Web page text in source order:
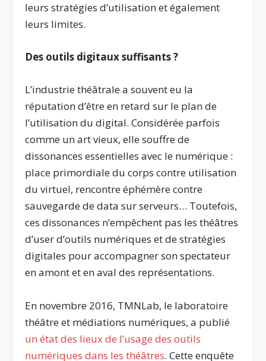
leurs stratégies d’utilisation et également
leurs limites.
Des outils digitaux suffisants ?
L’industrie théâtrale a souvent eu la
réputation d’être en retard sur le plan de
l’utilisation du digital. Considérée parfois
comme un art vieux, elle souffre de
dissonances essentielles avec le numérique :
place primordiale du corps contre utilisation
du virtuel, rencontre éphémère contre
sauvegarde de data sur serveurs… Toutefois,
ces dissonances n’empêchent pas les théâtres
d’user d’outils numériques et de stratégies
digitales pour accompagner son spectateur
en amont et en aval des représentations.
En novembre 2016, TMNLab, le laboratoire
théâtre et médiations numériques, a publié
un état des lieux de l’usage des outils
numériques dans les théâtres. Cette enquête